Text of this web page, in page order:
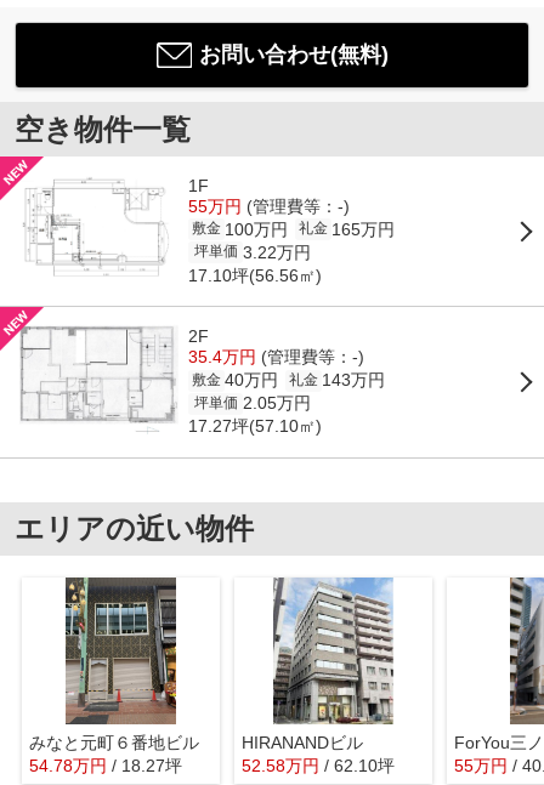
お問い合わせ(無料)
空き物件一覧
1F
55万円 (管理費等：-)
敷金 100万円 礼金 165万円
坪単価 3.22万円
17.10坪(56.56㎡)
2F
35.4万円 (管理費等：-)
敷金 40万円 礼金 143万円
坪単価 2.05万円
17.27坪(57.10㎡)
エリアの近い物件
みなと元町６番地ビル
54.78万円 / 18.27坪
HIRANANDビル
52.58万円 / 62.10坪 55万円 /